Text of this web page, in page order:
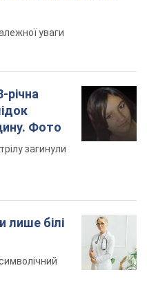
уваги
річна
Фото
загинули
лише білі